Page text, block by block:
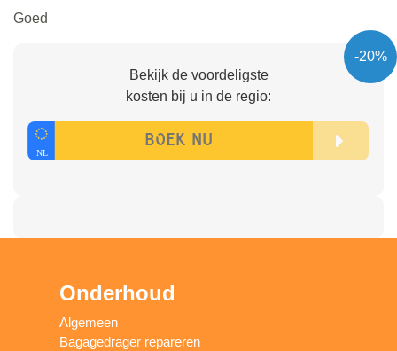
Goed
-20%
Bekijk de voordeligste
kosten bij u in de regio:
Onderhoud
Algemeen
Bagagedrager repareren